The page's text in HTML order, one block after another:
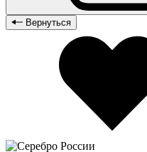
Вернуться